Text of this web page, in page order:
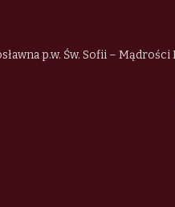
p.w. Św. Sofii – Mądrości